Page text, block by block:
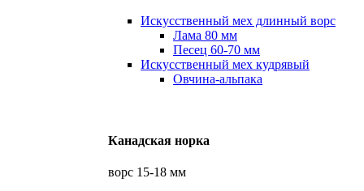
Искусственный мех длинный ворс
Лама 80 мм
Песец 60-70 мм
Искусственный мех кудрявый
Овчина-альпака
Канадская норка
ворс 15-18 мм